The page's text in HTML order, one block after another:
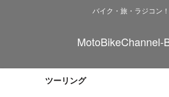
バイク・旅・ラジコン！
MotoBikeChannel-
ツーリング